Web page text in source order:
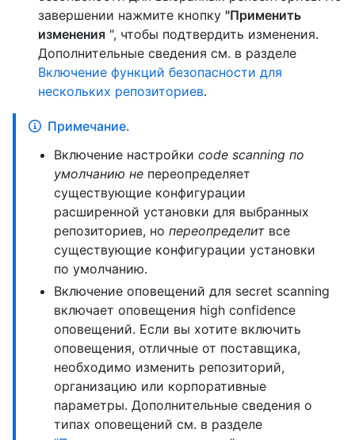
завершении нажмите кнопку "Применить
изменения ", чтобы подтвердить изменения.
Дополнительные сведения см. в разделе
Включение функций безопасности для
нескольких репозиториев.
Примечание.
Включение настройки code scanning по
умолчанию не переопределяет
существующие конфигурации
расширенной установки для выбранных
репозиториев, но переопределит все
существующие конфигурации установки
по умолчанию.
Включение оповещений для secret scanning
включает оповещения high confidence
оповещений. Если вы хотите включить
оповещения, отличные от поставщика,
необходимо изменить репозиторий,
организацию или корпоративные
параметры. Дополнительные сведения о
типах оповещений см. в разделе